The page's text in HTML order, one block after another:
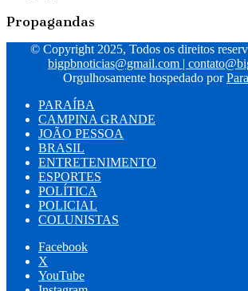
Propagandas
© Copyright 2025, Todos os direitos
bigpbnoticias@gmail.com
Orgulhosamente hospedado por
PARAÍBA
CAMPINA GRANDE
JOÃO PESSOA
BRASIL
ENTRETENIMENTO
ESPORTES
POLÍTICA
POLICIAL
COLUNISTAS
Facebook
X
YouTube